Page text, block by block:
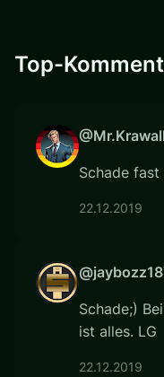
Top-
@Mr.Krawall
Schade fast
22.12.2019
Schade;)
ist alles. LG
22.12.2019